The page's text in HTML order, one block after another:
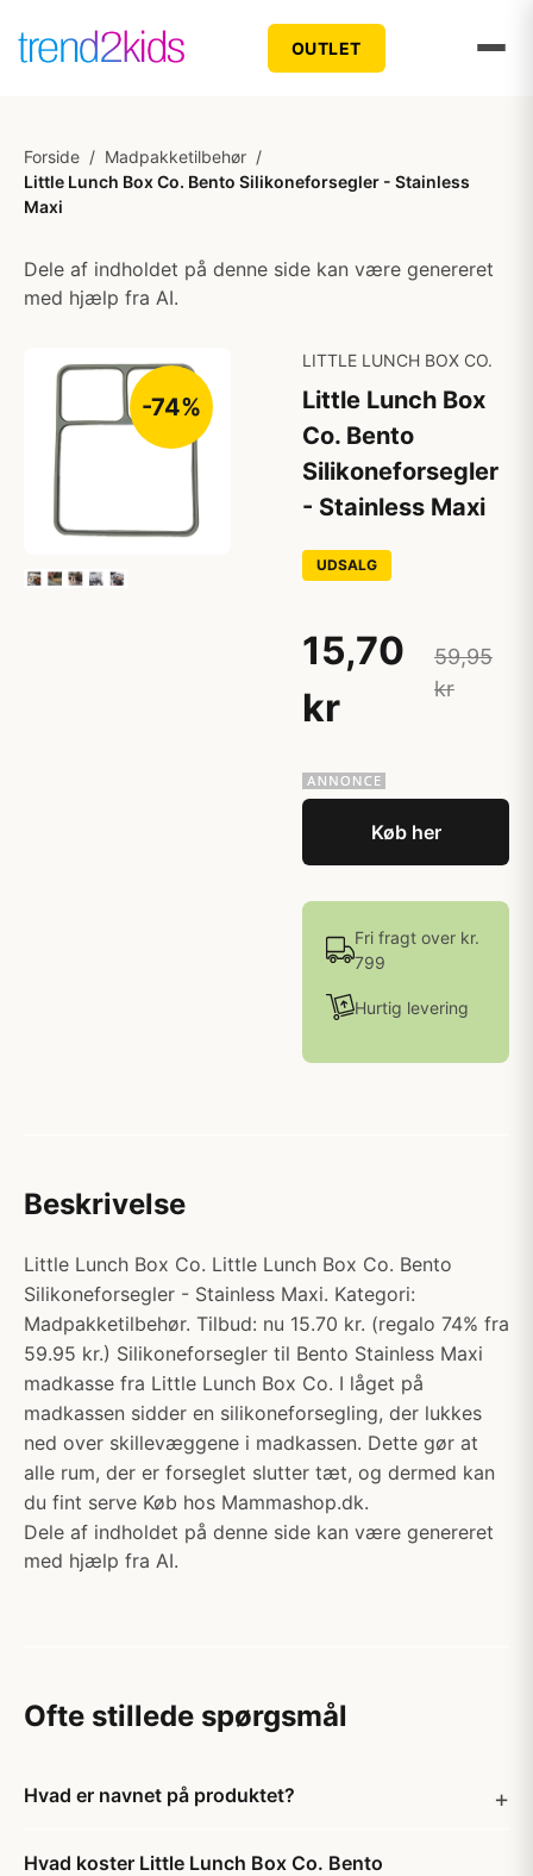
OUTLET
Forside / Madpakketilbehør /
Little Lunch Box Co. Bento Silikoneforsegler - Stainless
Maxi
Dele af indholdet på denne side kan være genereret
med hjælp fra AI.
-74%
LITTLE LUNCH BOX CO.
Little Lunch Box
Co. Bento
Silikoneforsegler
- Stainless Maxi
UDSALG
15,70
kr
59,95
kr
Køb her
Fri fragt over kr.
799
Hurtig levering
Beskrivelse
Little Lunch Box Co. Little Lunch Box Co. Bento
Silikoneforsegler - Stainless Maxi. Kategori:
Madpakketilbehør. Tilbud: nu 15.70 kr. (regalo 74% fra
59.95 kr.) Silikoneforsegler til Bento Stainless Maxi
madkasse fra Little Lunch Box Co. I låget på
madkassen sidder en silikoneforsegling, der lukkes
ned over skillevæggene i madkassen. Dette gør at
alle rum, der er forseglet slutter tæt, og dermed kan
du fint serve Køb hos Mammashop.dk.
Dele af indholdet på denne side kan være genereret
med hjælp fra AI.
Ofte stillede spørgsmål
Hvad er navnet på produktet?
Hvad koster Little Lunch Box Co. Bento